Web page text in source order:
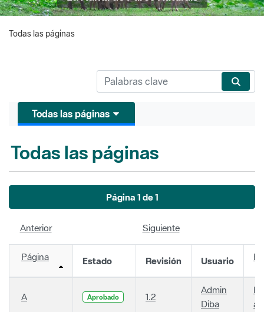
Todas las páginas
Todas las páginas
Todas las páginas
Página 1 de 1
Anterior Siguiente
Página Estado Revisión Usuario
A Aprobado 1.2
Admin
Diba